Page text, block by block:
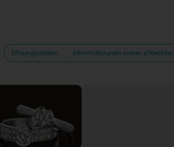
Ëffnungszäiten Informatiounen iwwer d'Rechter